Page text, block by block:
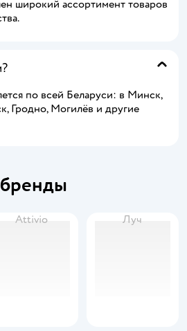
широкий ассортимент товаров
по всей Беларуси: в Минск,
Гродно, Могилёв и другие
Attivio Луч